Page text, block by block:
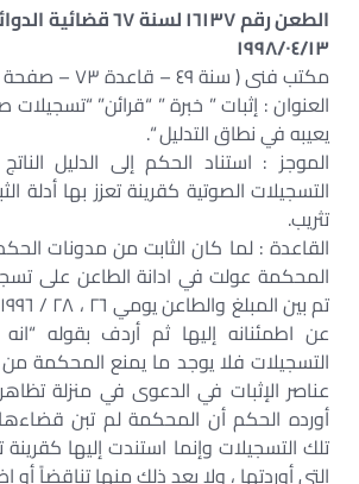
الطعن رقم ١٦١٣٧ لسنة
١٩٩٨/٠٤/١٣
مكتب فنى ( سنة ٤٩ – قاعدة ٧٣ – صفحة ٥٦٣ )
العنوان : إثبات ” خبرة ” “قرائن”
يعيبه في نطاق التدليل “.
الموجز : استناد الحكم إلى الدليل
التسجيلات الصوتية كقرينة تعزز بها أدلة
تثريب.
القاعدة : لما كان الثابت من مدونات
المحكمة عولت في ادانة الطاعن على
عن اطمئنانه إليها ثم أردف بقوله
التسجيلات فلا يوجد ما يمنع المحكمة من
عناصر الإثبات في الدعوى في منزلة
أورده الحكم أن المحكمة لم تبن
تلك التسجيلات وإنما استندت إليها كقرينة
التي أوردتها ، ولا يعد ذلك منها تناقضاً أو